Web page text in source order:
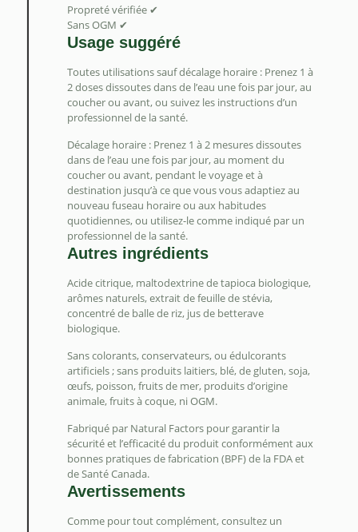
Propreté vérifiée ✔
Sans OGM ✔
Usage suggéré
Toutes utilisations sauf décalage horaire : Prenez 1 à
2 doses dissoutes dans de l’eau une fois par jour, au
coucher ou avant, ou suivez les instructions d’un
professionnel de la santé.
Décalage horaire : Prenez 1 à 2 mesures dissoutes
dans de l’eau une fois par jour, au moment du
coucher ou avant, pendant le voyage et à
destination jusqu’à ce que vous vous adaptiez au
nouveau fuseau horaire ou aux habitudes
quotidiennes, ou utilisez-le comme indiqué par un
professionnel de la santé.
Autres ingrédients
Acide citrique, maltodextrine de tapioca biologique,
arômes naturels, extrait de feuille de stévia,
concentré de balle de riz, jus de betterave
biologique.
Sans colorants, conservateurs, ou édulcorants
artificiels ; sans produits laitiers, blé, de gluten, soja,
œufs, poisson, fruits de mer, produits d’origine
animale, fruits à coque, ni OGM.
Fabriqué par Natural Factors pour garantir la
sécurité et l’efficacité du produit conformément aux
bonnes pratiques de fabrication (BPF) de la FDA et
de Santé Canada.
Avertissements
Comme pour tout complément, consultez un